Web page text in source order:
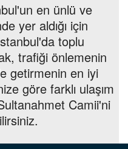
en ünlü ve
yer aldığı için
toplu
trafiği önlemenin
getirmenin en iyi
göre farklı ulaşım
Camii'ni